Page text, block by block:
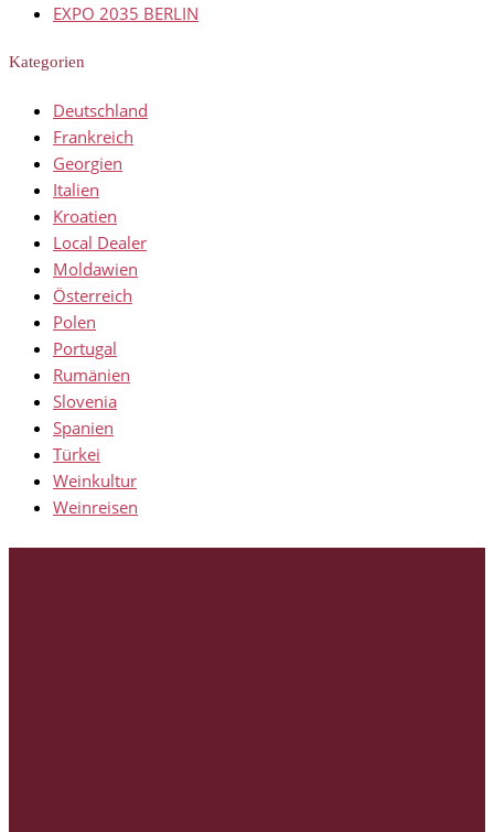
EXPO 2035 BERLIN
Kategorien
Deutschland
Frankreich
Georgien
Italien
Kroatien
Local Dealer
Moldawien
Österreich
Polen
Portugal
Rumänien
Slovenia
Spanien
Türkei
Weinkultur
Weinreisen